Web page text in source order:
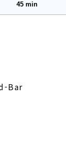
45 min
Bar